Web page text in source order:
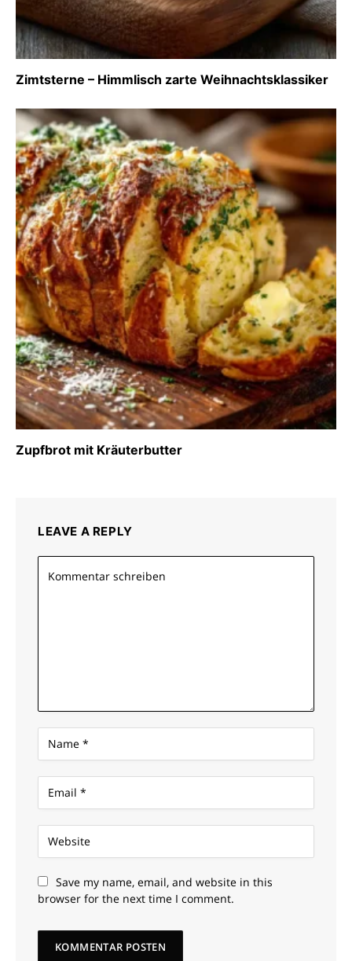
Zimtsterne – Himmlisch zarte Weihnachtsklassiker
Zupfbrot mit Kräuterbutter
LEAVE A REPLY
Save my name, email, and website in this
browser for the next time I comment.